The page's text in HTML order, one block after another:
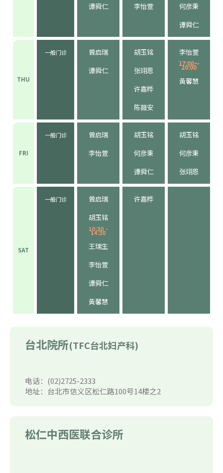
谭舜仁
李怡萱
何彦秉
谭舜仁
THU
一般门诊
曾启瑞
谭舜仁
胡玉铭
张翊恩
许嘉桦
陈薇安
李怡萱
17:00～
20:00
黃馨慧
FRI
一般门诊
曾启瑞
李怡萱
胡玉铭
何彦秉
谭舜仁
胡玉铭
何彦秉
张翊恩
SAT
一般门诊
曾启瑞
胡玉铭
10:30 -
14:30
王瑞生
李怡萱
谭舜仁
黃馨慧
许嘉桦
台北院所(TFC台北妇产科)
电话：(02)2725-2333
地址：台北市信义区松仁路100号14楼之2
松仁中西医联合诊所